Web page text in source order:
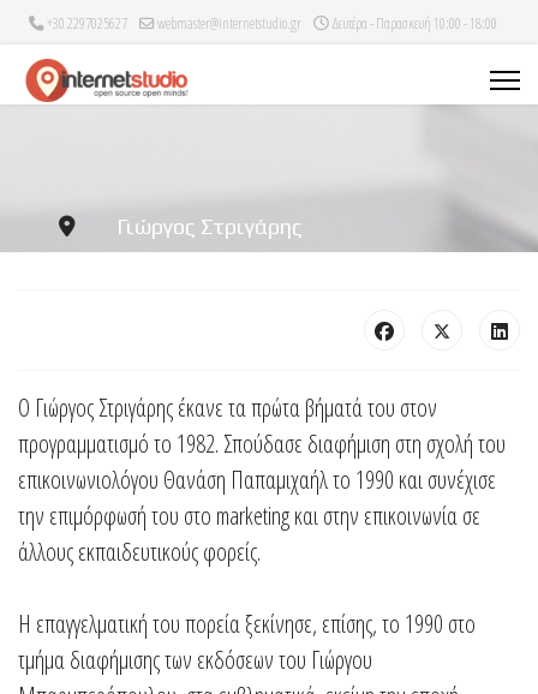
+30 2297025627 webmaster@internetstudio.gr Δευτέρα - Παρασκευή 10:00 - 18:00
Γιώργος Στριγάρης
Ο Γιώργος Στριγάρης έκανε τα πρώτα βήματά του στον
προγραμματισμό το 1982. Σπούδασε διαφήμιση στη σχολή του
επικοινωνιολόγου Θανάση Παπαμιχαήλ το 1990 και συνέχισε
την επιμόρφωσή του στο marketing και στην επικοινωνία σε
άλλους εκπαιδευτικούς φορείς.
Η επαγγελματική του πορεία ξεκίνησε, επίσης, το 1990 στο
τμήμα διαφήμισης των εκδόσεων του Γιώργου